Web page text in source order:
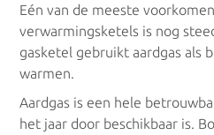
Grond water warmtepomp
HR-ketels
Eén van de meeste
verwarmingsketels is nog
gasketel gebruikt aardgas als
warmen.
Aardgas is een hele
het jaar door beschikbaar is.